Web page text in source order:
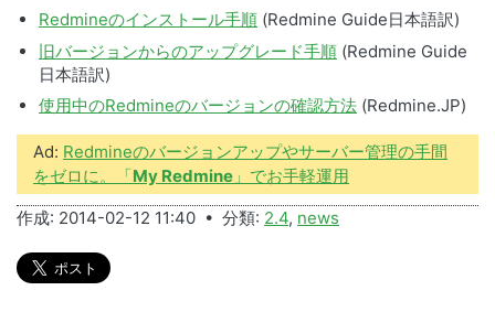
Redmineのインストール手順 (Redmine Guide日本語訳)
旧バージョンからのアップグレード手順 (Redmine Guide
日本語訳)
使用中のRedmineのバージョンの確認方法 (Redmine.JP)
Ad: Redmineのバージョンアップやサーバー管理の手間
をゼロに。「My Redmine 」でお手軽運用
作成: 2014-02-12 11:40 • 分類: 2.4, news